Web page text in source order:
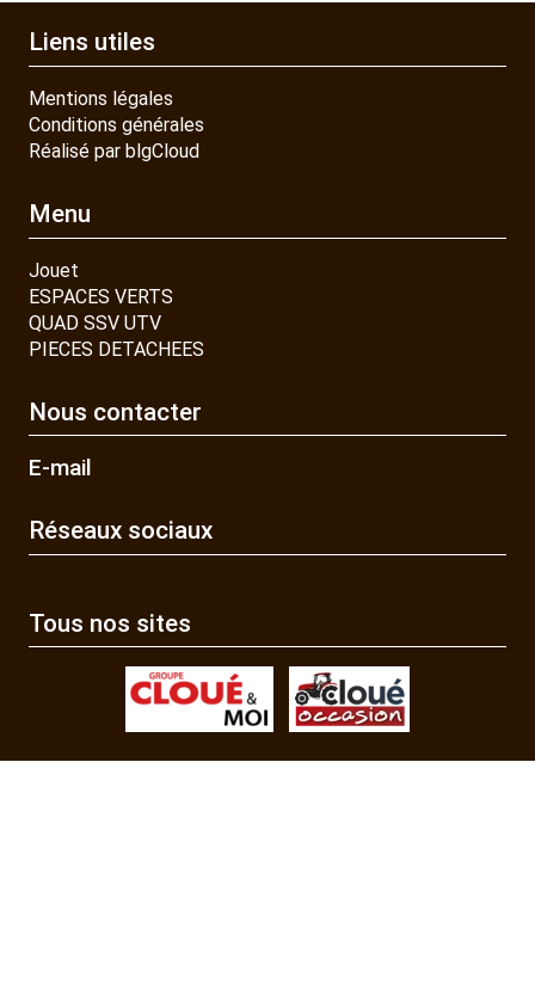
Liens utiles
Mentions légales
Conditions générales
Réalisé par blgCloud
Menu
Jouet
ESPACES VERTS
QUAD SSV UTV
PIECES DETACHEES
Nous contacter
E-mail
Réseaux sociaux
Tous nos sites